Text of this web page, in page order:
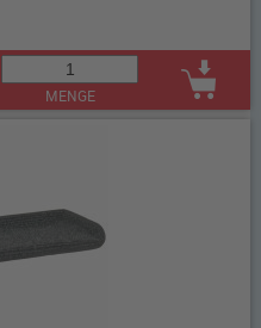
MENGE